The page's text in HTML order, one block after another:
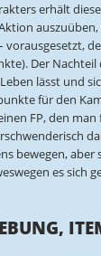
erhält
Der
lässt und
für den
FP, den
bewegen, aber
es sich